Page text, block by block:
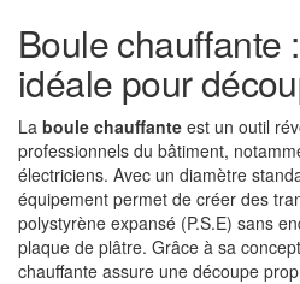
Boule chauffante
idéale pour
La boule chauffante est un outil
professionnels du bâtiment,
électriciens. Avec un diamètre
équipement permet de créer des
polystyrène expansé (P.S.E) sans
plaque de plâtre. Grâce à sa
chauffante assure une découpe